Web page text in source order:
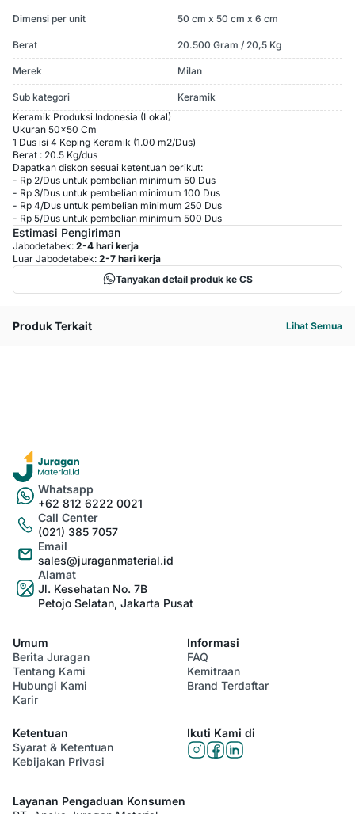
Dimensi per unit 50 cm x 50 cm x 6 cm
Berat 20.500 Gram / 20,5 Kg
Merek Milan
Sub kategori
Keramik
Keramik Produksi Indonesia (Lokal)
Ukuran 50x50 Cm
1 Dus isi 4 Keping Keramik (1.00 m2/Dus)
Berat : 20.5 Kg/dus
Dapatkan diskon sesuai ketentuan berikut:
- Rp 2/Dus untuk pembelian minimum 50 Dus
- Rp 3/Dus untuk pembelian minimum 100 Dus
- Rp 4/Dus untuk pembelian minimum 250 Dus
- Rp 5/Dus untuk pembelian minimum 500 Dus
Estimasi Pengiriman
Jabodetabek: 2-4 hari kerja
Luar Jabodetabek: 2-7 hari kerja
Tanyakan detail produk ke CS
Produk Terkait Lihat Semua
Whatsapp
+62 812 6222 0021
Call Center
(021) 385 7057
Email
sales@juraganmaterial.id
Alamat
Jl. Kesehatan No. 7B
Petojo Selatan, Jakarta Pusat
Umum
Berita Juragan
Tentang Kami
Hubungi Kami
Karir
Informasi
FAQ
Kemitraan
Brand Terdaftar
Ketentuan
Syarat & Ketentuan
Kebijakan Privasi
Ikuti Kami di
Layanan Pengaduan Konsumen